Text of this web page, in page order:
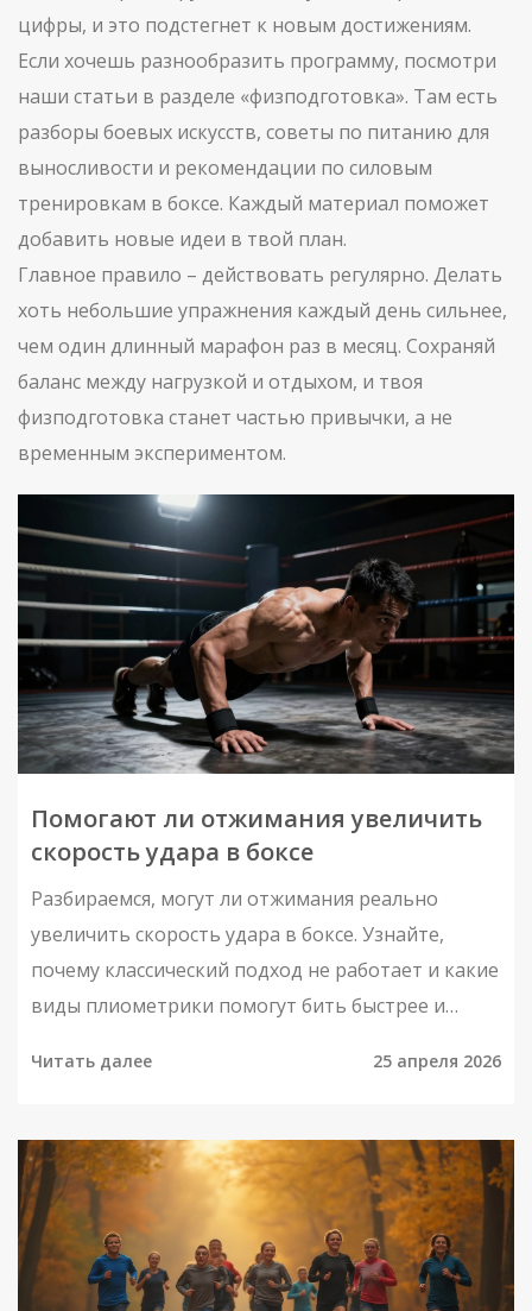
цифры, и это подстегнет к новым достижениям.
Если хочешь разнообразить программу, посмотри
наши статьи в разделе «физподготовка». Там есть
разборы боевых искусств, советы по питанию для
выносливости и рекомендации по силовым
тренировкам в боксе. Каждый материал поможет
добавить новые идеи в твой план.
Главное правило – действовать регулярно. Делать
хоть небольшие упражнения каждый день сильнее,
чем один длинный марафон раз в месяц. Сохраняй
баланс между нагрузкой и отдыхом, и твоя
физподготовка станет частью привычки, а не
временным экспериментом.
Помогают ли отжимания увеличить
скорость удара в боксе
Разбираемся, могут ли отжимания реально
увеличить скорость удара в боксе. Узнайте,
почему классический подход не работает и какие
виды плиометрики помогут бить быстрее и
Читать далее 25 апреля 2026